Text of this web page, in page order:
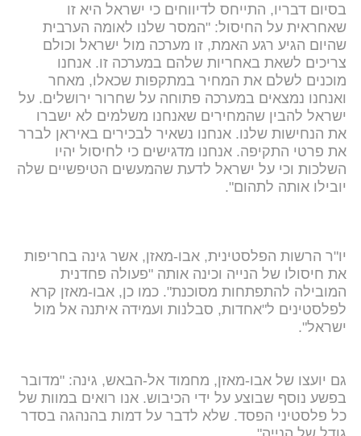
בסיום דבריו, התייחס לדיווחים כי ישראל היא זו
שאחראית על החיסול: "המסר שלנו לאומה הערבית
שהיום הגיע רגע האמת, זו מערכה מול ישראל וכולם
צריכים לשאת באחריות שלהם במערכה זו. אנחנו
מוכנים לשלם את המחיר במתקפות שכאלו, מאחר
ואנחנו נמצאים במערכה פתוחה על שחרור ירושלים. על
ישראל להבין שהמחירים שאנחנו משלמים לא ישברו
את הנחישות שלנו. אנחנו נשאיר לבכירים באיראן לברר
את פרטי התקיפה. אנחנו מדגישים כי לחיסול יהיו
השלכות וכי על ישראל לדעת שהמעשים הטיפשיים שלה
יובילו אותה לתהום".
יו"ר הרשות הפלסטינית, אבו-מאזן, אשר גינה בחריפות
את חיסולו של הנייה וכינה אותה "פעולה פחדנית
המובילה להתפתחות מסוכנת". כמו כן, אבו-מאזן קרא
לפלסטינים ל"אחדות, סבלנות ועמידה איתנה אל מול
ישראל".
גם יועצו של אבו-מאזן, מחמוד אל-הבאש, גינה: "מדובר
בפשע נוסף שבוצע על ידי הכיבוש. אנו רואים במוות של
כל פלסטיני הפסד. שלא לדבר על דמות בהנהגה בסדר